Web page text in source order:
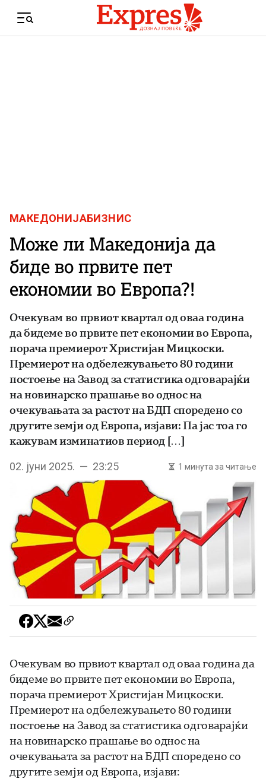
Menu
МАКЕДОНИЈАБИЗНИС
Може ли Македонија да
биде во првите пет
економии во Европа?!
Очекувам во првиот квартал од оваа година
да бидеме во првите пет економии во Европа,
порача премиерот Христијан Мицкоски.
Премиерот на одбележувањето 80 години
постоење на Завод за статистика одговарајќи
на новинарско прашање во однос на
очекувањата за растот на БДП споредено со
другите земји од Европа, изјави: Па јас тоа го
кажувам изминатиов период […]
02. јуни 2025. — 23:25 1 минута за читање
Очекувам во првиот квартал од оваа година да
бидеме во првите пет економии во Европа,
порача премиерот Христијан Мицкоски.
Премиерот на одбележувањето 80 години
постоење на Завод за статистика одговарајќи
на новинарско прашање во однос на
очекувањата за растот на БДП споредено со
другите земји од Европа, изјави: